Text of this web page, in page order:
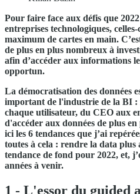
Pour faire face aux défis que
entreprises technologiques,
maximum de cartes en main.
de plus en plus nombreux à
afin d’accéder aux informations
opportun.
La démocratisation des données
important de l'industrie de la BI :
chaque utilisateur, du CEO aux
d'accéder aux données de plus
ici les 6 tendances que j’ai
toutes à cela : rendre la data plus
tendance de fond pour 2022, et,
années à venir.
1 - L'essor du guided